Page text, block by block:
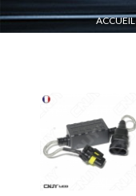
ACCUEIL